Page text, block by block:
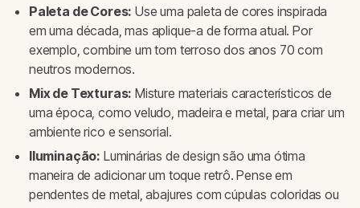
Paleta de Cores: Use uma paleta de cores inspirada
em uma década, mas aplique-a de forma atual. Por
exemplo, combine um tom terroso dos anos 70 com
neutros modernos.
Mix de Texturas: Misture materiais característicos de
uma época, como veludo, madeira e metal, para criar um
ambiente rico e sensorial.
Iluminação: Luminárias de design são uma ótima
maneira de adicionar um toque retrô. Pense em
pendentes de metal, abajures com cúpulas coloridas ou